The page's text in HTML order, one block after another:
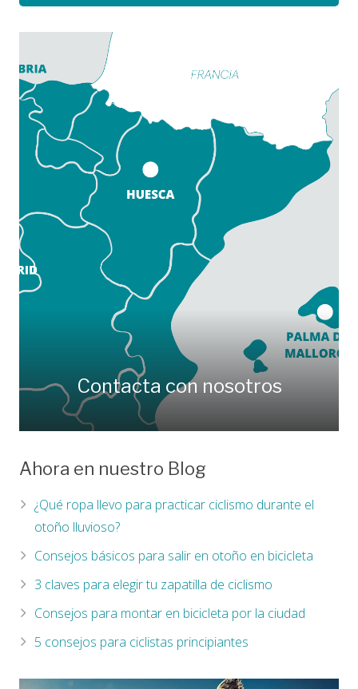
Contacta con nosotros
Ahora en nuestro Blog
¿Qué ropa llevo para practicar ciclismo durante el
otoño lluvioso?
Consejos básicos para salir en otoño en bicicleta
3 claves para elegir tu zapatilla de ciclismo
Consejos para montar en bicicleta por la ciudad
5 consejos para ciclistas principiantes